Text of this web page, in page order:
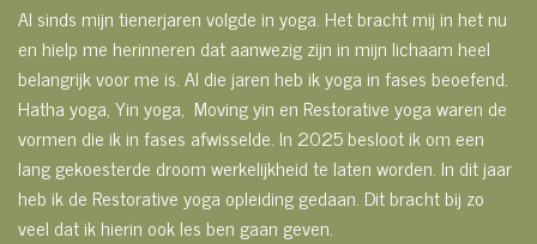
Al sinds mijn tienerjaren volgde in yoga. Het bracht mij in het nu
en hielp me herinneren dat aanwezig zijn in mijn lichaam heel
belangrijk voor me is. Al die jaren heb ik yoga in fases beoefend.
Hatha yoga, Yin yoga, Moving yin en Restorative yoga waren de
vormen die ik in fases afwisselde. In 2025 besloot ik om een
lang gekoesterde droom werkelijkheid te laten worden. In dit jaar
heb ik de Restorative yoga opleiding gedaan. Dit bracht bij zo
veel dat ik hierin ook les ben gaan geven.